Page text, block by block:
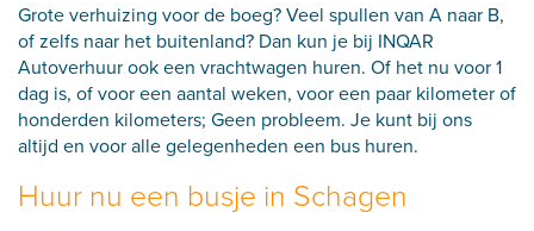
Grote verhuizing voor de boeg? Veel spullen van A naar B,
of zelfs naar het buitenland? Dan kun je bij INQAR
Autoverhuur ook een vrachtwagen huren. Of het nu voor 1
dag is, of voor een aantal weken, voor een paar kilometer of
honderden kilometers; Geen probleem. Je kunt bij ons
altijd en voor alle gelegenheden een bus huren.
Huur nu een busje in Schagen